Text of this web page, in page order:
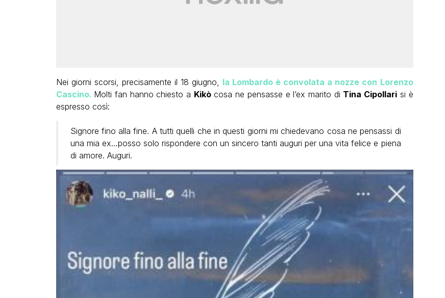
Nei giorni scorsi, precisamente il 18 giugno, la Lombardo è convolata a nozze con Lorenzo
Cascino. Molti fan hanno chiesto a Kikòcosa ne pensasse e l’ex marito di Tina Cipollari si è
espresso così:
Signore fino alla fine. A tutti quelli che in questi giorni mi chiedevano cosa ne pensassi di
una mia ex…posso solo rispondere con un sincero tanti auguri per una vita felice e piena
di amore. Auguri.